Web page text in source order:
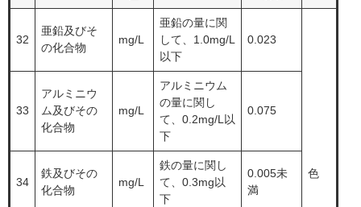
32
亜鉛及びそ
の化合物
​mg/L
亜鉛の量に関
して、1.0mg/L
以下
0.023
色
33
アルミニウ
ム及びその
化合物
mg/L
アルミニウム
の量に関し
て、0.2mg/L以
下
0.075
34
鉄及びその
化合物
mg/L
鉄の量に関し
て、0.3mg以
下
0.005未
満